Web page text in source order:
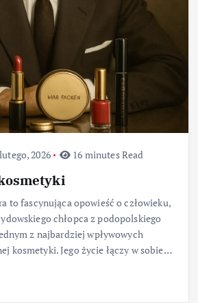
2026 16 minutes Read
to fascynująca opowieść o człowieku,
chłopca z podopolskiego
z najbardziej wpływowych
kosmetyki. Jego życie łączy w sobie…